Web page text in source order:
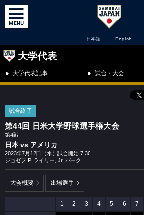
日本語 ｜ English
大学代表
大学代表記事 試合・大会
試合終了
第44回 日米大学野球選手権大会
第4戦
日本 vs アメリカ
2023年7月12日（水）試合開始 7:30
ジョゼフ P. ライリー, Jr. パーク
大会概要 出場選手
1 2 3 4 5 6 7